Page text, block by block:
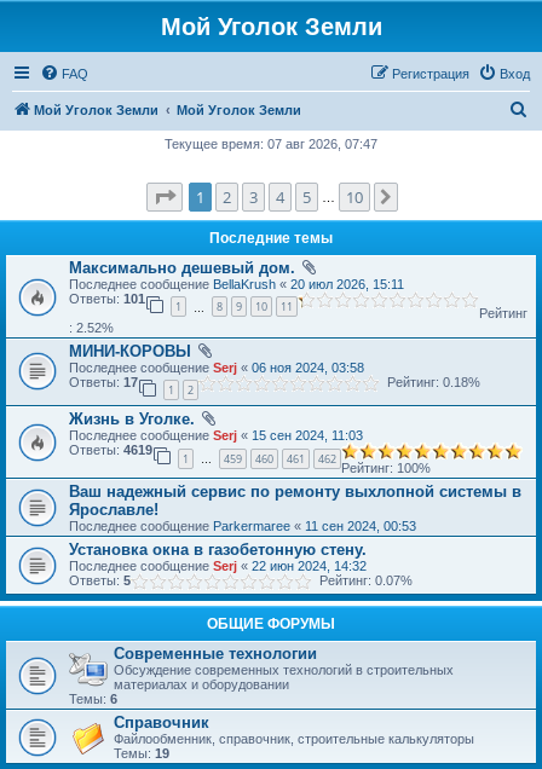
Мой Уголок Земли
FAQ Вход
Регистрация
Мой Уголок Земли Мой Уголок Земли
к
Текущее время: 07 авг 2026, 07:47
Страница1 из
1 2 3 4 5 10
Последние темы
Максимально дешевый дом.
Последнее сообщение BellaKrush « 20 июл 2026, 15:11
Ответы: 101
1 8 9 10 11
Рейтинг
: 2.52%
МИНИ-КОРОВЫ
Последнее сообщение Serj « 06 ноя 2024, 03:58
Ответы: 17
1 2
Рейтинг: 0.18%
Жизнь в Уголке.
Последнее сообщение Serj « 15 сен 2024, 11:03
Ответы: 4619
1 … 459 460 461 462
Рейтинг: 100%
Ваш надежный сервис по ремонту выхлопной системы в
Ярославле!
Последнее сообщение Parkermaree « 11 сен 2024, 00:53
Установка окна в газобетонную стену.
Последнее сообщение Serj « 22 июн 2024, 14:32
Ответы: 5 Рейтинг: 0.07%
ОБЩИЕ ФОРУМЫ
Современные технологии
Обсуждение современных технологий в строительных
материалах и оборудовании
Темы: 6
Справочник
Файлообменник, справочник, строительные калькуляторы
Темы: 19